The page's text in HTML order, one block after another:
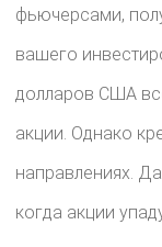
фьючерсами,
вашего
долларов США
акции. Однако
направлениях.
когда акции